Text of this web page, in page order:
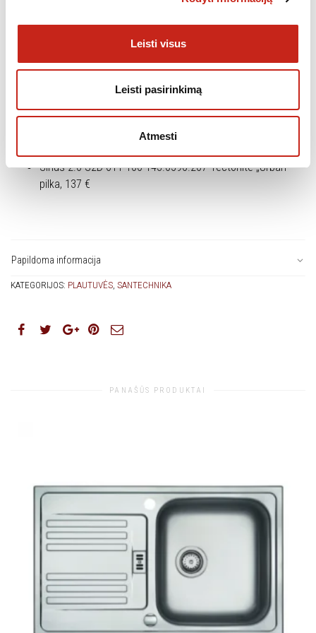
Leisti visus
Leisti pasirinkimą
Atmesti
Dar yra modelių:
Sirius 2.0 S2D 611-100 143.0590.211 Tectonite Kavos
kreminė, 137 €
Sirius 2.0 S2D 611-100 143.0590.212 Tectonite „Carbon“
Sirius 2.0 S2D 611-100 143.0590.207 Tectonite „Urban“
pilka, 137 €
Papildoma informacija
KATEGORIJOS: PLAUTUVĖS, SANTECHNIKA
PANAŠŪS PRODUKTAI